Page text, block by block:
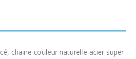
chaine couleur naturelle acier super